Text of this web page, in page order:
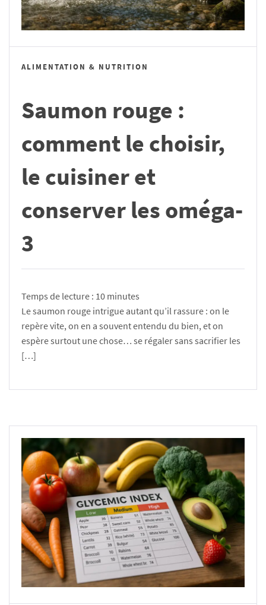
ALIMENTATION & NUTRITION
Saumon rouge :
comment le choisir,
le cuisiner et
conserver les oméga-
3
Temps de lecture : 10 minutes
Le saumon rouge intrigue autant qu’il rassure : on le
repère vite, on en a souvent entendu du bien, et on
espère surtout une chose… se régaler sans sacrifier les
[…]